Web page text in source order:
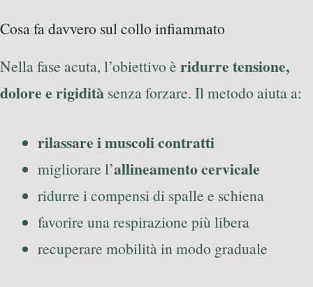
Cosa fa davvero sul collo infiammato
Nella fase acuta, l’obiettivo è ridurre tensione,
dolore e rigidità senza forzare. Il metodo aiuta a:
rilassare i muscoli contratti
migliorare l’allineamento cervicale
ridurre i compensi di spalle e schiena
favorire una respirazione più libera
recuperare mobilità in modo graduale